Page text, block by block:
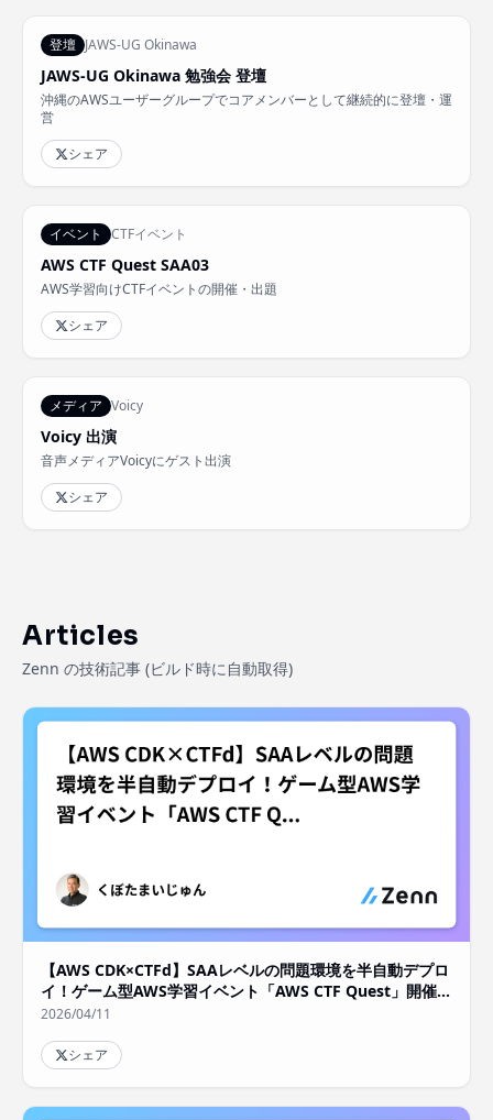
登壇 JAWS-UG Okinawa
JAWS-UG Okinawa 勉強会 登壇
沖縄のAWSユーザーグループでコアメンバーとして継続的に登壇・運
営
シェア
イベント CTFイベント
AWS CTF Quest SAA03
AWS学習向けCTFイベントの開催・出題
シェア
メディア Voicy
Voicy 出演
音声メディアVoicyにゲスト出演
シェア
Articles
Zenn の技術記事 (ビルド時に自動取得)
【AWS CDK×CTFd】SAAレベルの問題環境を半自動デプロ
イ！ゲーム型AWS学習イベント「AWS CTF Quest」開催レ
ポート
2026/04/11
シェア